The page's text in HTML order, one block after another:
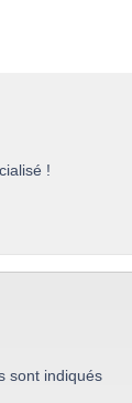
!
sont indiqués